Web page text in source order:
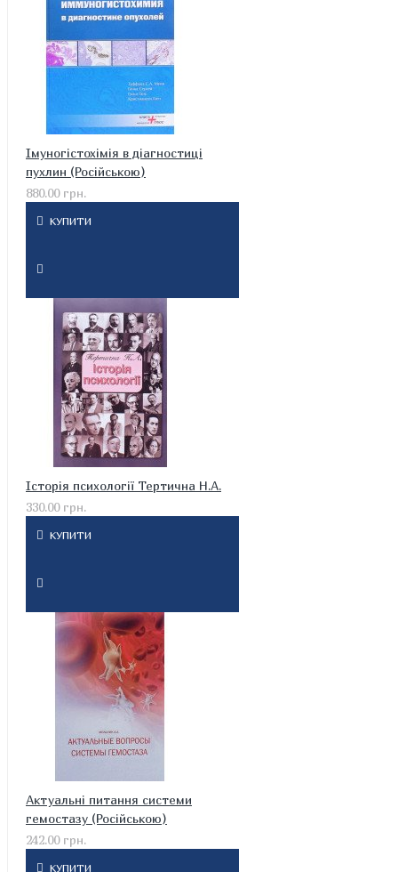
Імуногістохімія в діагностиці
пухлин (Російською)
880.00 грн.
КУПИТИ
Історія психології Тертична Н.А.
330.00 грн.
КУПИТИ
Актуальні питання системи
гемостазу (Російською)
242.00 грн.
КУПИТИ